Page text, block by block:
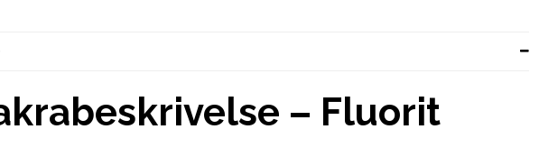
– Fluorit